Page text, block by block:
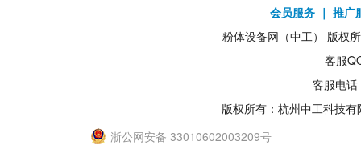
会员服务 ｜ 推广
粉体设备网（中工） 版权
客服
客服电
版权所有：杭州中工科技
浙公网安备 33010602003209号